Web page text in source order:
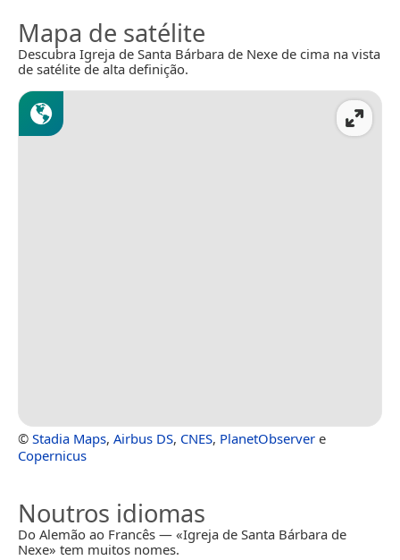
Mapa de satélite
Descubra Igreja de Santa Bárbara de Nexe de cima na vista
de satélite de alta definição.
© Stadia Maps, Airbus DS, CNES, PlanetObserver e
Copernicus
Noutros idiomas
Do Alemão ao Francês — «Igreja de Santa Bárbara de
Nexe» tem muitos nomes.